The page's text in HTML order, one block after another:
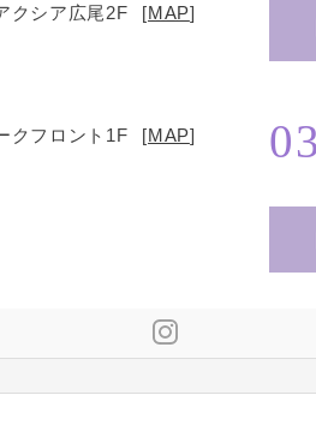
クシア広尾2F [MAP]
クフロント1F [MAP]